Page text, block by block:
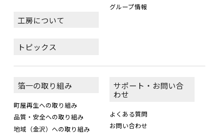
工房について
トピックス
グループ情報
箔一の取り組み
町屋再生への取り組み
品質・安全への取り組み
地域（金沢）への取り組み
サポート・お問い合
わせ
よくある質問
お問い合わせ